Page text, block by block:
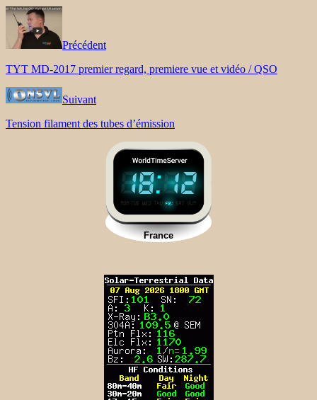
Précédent
TYT MD-2017 premier regard, premiere vue et vidéo / QSO
Suivant
Tension filament des tubes d’émission